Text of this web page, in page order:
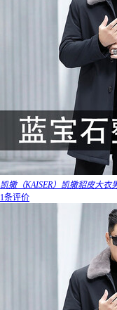
凯撒（KAISER）凯撒貂皮大
1条评价